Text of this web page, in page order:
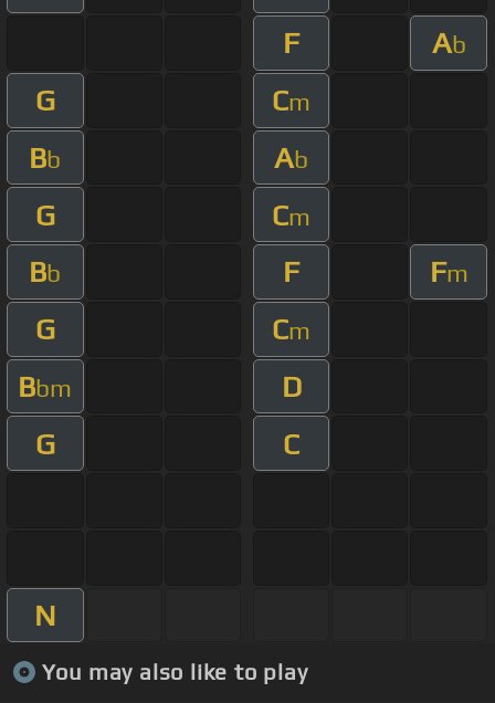
F
Ab
G Cm
Bb Ab
G Cm
Bb F Fm
G Cm
Bbm
D
G
C
N
You may also like to play